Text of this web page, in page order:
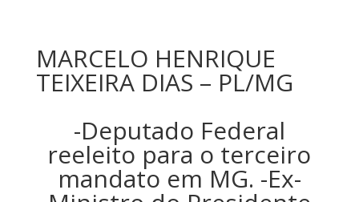
MARCELO HENRIQUE
TEIXEIRA DIAS – PL/MG
-Deputado Federal
reeleito para o terceiro
mandato em MG. -Ex-